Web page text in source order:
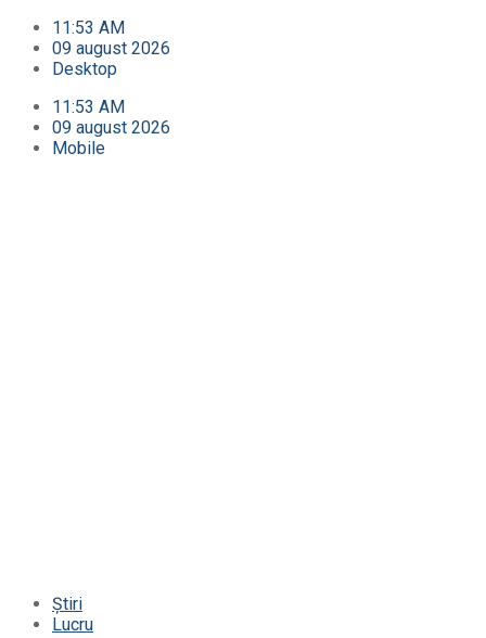
11:53 AM
09 august 2026
Desktop
11:53 AM
09 august 2026
Mobile
Știri
Lucru